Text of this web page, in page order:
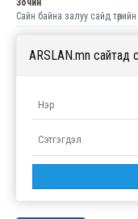
Сайн байна залуу сайд
ARSLAN.mn сайтад